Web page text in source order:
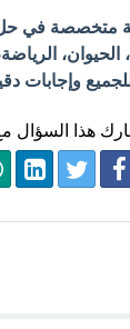
متخصصة في حل
الحيوان،
وإجابات
هذا السؤال